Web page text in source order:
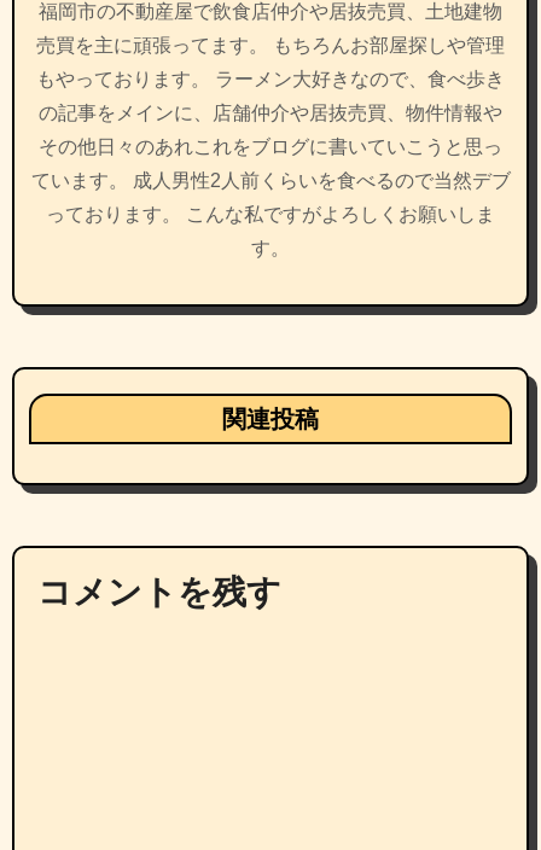
ン
福岡市の不動産屋で飲食店仲介や居抜売買、土地建物
売買を主に頑張ってます。 もちろんお部屋探しや管理
もやっております。 ラーメン大好きなので、食べ歩き
の記事をメインに、店舗仲介や居抜売買、物件情報や
その他日々のあれこれをブログに書いていこうと思っ
ています。 成人男性2人前くらいを食べるので当然デブ
っております。 こんな私ですがよろしくお願いしま
す。
関連投稿
コメントを残す